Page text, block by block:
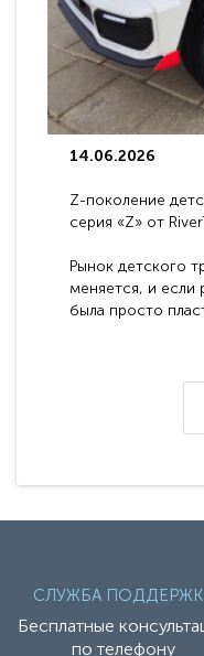
14.06.2026
Z-поколение
серия «Z» от
Рынок детского
меняется, и если
была просто
СЛУЖБА
Бесплатные
по телефону